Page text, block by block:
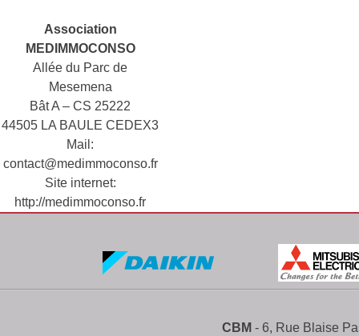
Association
MEDIMMOCONSO
Allée du Parc de
Mesemena
Bât A – CS 25222
44505 LA BAULE CEDEX3
Mail:
contact@medimmoconso.fr
Site internet:
http://medimmoconso.fr
CBM - 6, Rue Blaise